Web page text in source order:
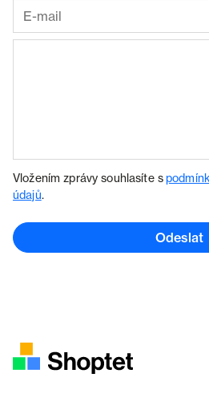
Vložením zprávy souhlasíte s
údajů.
Odeslat